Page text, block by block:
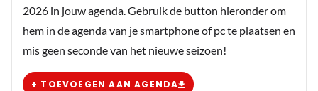
2026 in jouw agenda. Gebruik de button hieronder om
hem in de agenda van je smartphone of pc te plaatsen en
mis geen seconde van het nieuwe seizoen!
+ TOEVOEGEN AAN AGENDA